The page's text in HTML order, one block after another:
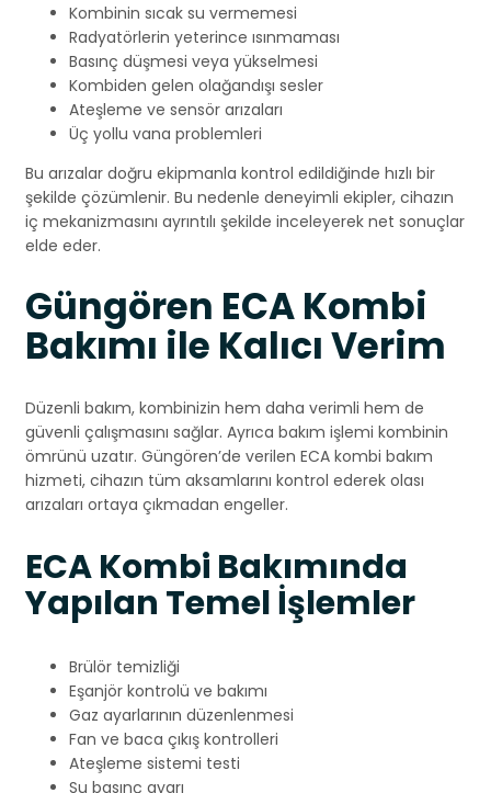
Kombinin sıcak su vermemesi
Radyatörlerin yeterince ısınmaması
Basınç düşmesi veya yükselmesi
Kombiden gelen olağandışı sesler
Ateşleme ve sensör arızaları
Üç yollu vana problemleri
Bu arızalar doğru ekipmanla kontrol edildiğinde hızlı bir
şekilde çözümlenir. Bu nedenle deneyimli ekipler, cihazın
iç mekanizmasını ayrıntılı şekilde inceleyerek net sonuçlar
elde eder.
Güngören ECA Kombi
Bakımı ile Kalıcı Verim
Düzenli bakım, kombinizin hem daha verimli hem de
güvenli çalışmasını sağlar. Ayrıca bakım işlemi kombinin
ömrünü uzatır. Güngören’de verilen ECA kombi bakım
hizmeti, cihazın tüm aksamlarını kontrol ederek olası
arızaları ortaya çıkmadan engeller.
ECA Kombi Bakımında
Yapılan Temel İşlemler
Brülör temizliği
Eşanjör kontrolü ve bakımı
Gaz ayarlarının düzenlenmesi
Fan ve baca çıkış kontrolleri
Ateşleme sistemi testi
Su basınç ayarı